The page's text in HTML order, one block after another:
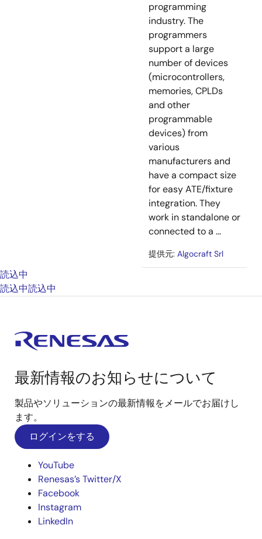
programming
industry. The
programmers
support a large
number of devices
(microcontrollers,
memories, CPLDs
and other
programmable
devices) from
various
manufacturers and
have a compact size
for easy ATE/fixture
integration. They
work in standalone or
connected to a ...
提供元: Algocraft Srl
読込中
読込中読込中
最新情報のお知らせについて
製品やソリューションの最新情報をメールでお届けし
ます。
ログインをする
YouTube
Renesas’s Twitter/X
Facebook
Instagram
LinkedIn